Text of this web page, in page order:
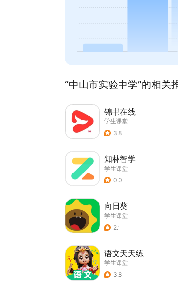
“中山市实验中学”的相关
锦书在线
学生课堂
3.8
知林智学
学生课堂
0.0
向日葵
学生课堂
2.1
语文天天练
学生课堂
3.8